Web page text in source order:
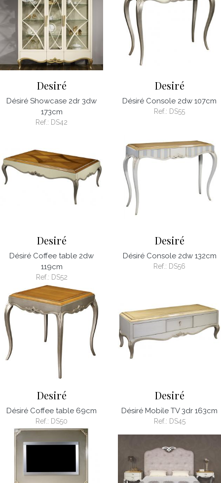
Desiré
Désiré Showcase 2dr 3dw
173cm
Ref.: DS42
Desiré
Désiré Console 2dw 107cm
Ref.: DS55
Desiré
Désiré Coffee table 2dw
119cm
Ref.: DS52
Desiré
Désiré Console 2dw 132cm
Ref.: DS56
Desiré
Désiré Coffee table 69cm
Ref.: DS50
Desiré
Désiré Mobile TV 3dr 163cm
Ref.: DS45